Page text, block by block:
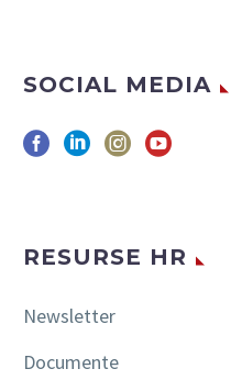
SOCIAL MEDIA
RESURSE HR
Newsletter
Documente